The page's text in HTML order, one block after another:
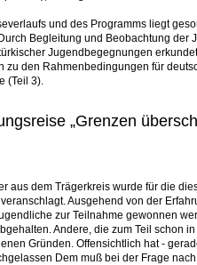
und des Programms liegt
Begleitung und Beobachtung
Jugendbegegnungen
den Rahmenbedingungen für
(Teil 3).
„Grenzen
aus dem Trägerkreis wurde für die
Ausgehend von der
zur Teilnahme gewonnen
Andere, die zum Teil schon
Gründen. Offensichtlich hat -
Dem muß bei der Frage